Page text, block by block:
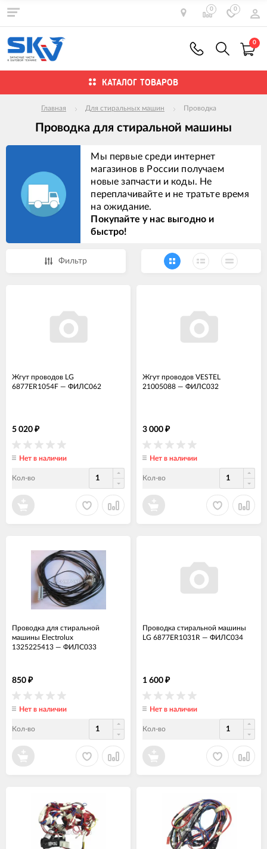
0 0
0
КАТАЛОГ ТОВАРОВ
Главная Для стиральных машин Проводка
Проводка для стиральной машины
Мы первые среди интернет
магазинов в России получаем
новые запчасти и коды. Не
переплачивайте и не тратьте время
на ожидание.
Покупайте у нас выгодно и
быстро!
Фильтр
Жгут проводов LG
6877ER1054F — ФИЛС062
5 020 ₽
Нет в наличии
Кол-во
Жгут проводов VESTEL
21005088 — ФИЛС032
3 000 ₽
Нет в наличии
Кол-во
Проводка для стиральной
машины Electrolux
1325225413 — ФИЛС033
850 ₽
Нет в наличии
Кол-во
Проводка стиральной машины
LG 6877ER1031R — ФИЛС034
1 600 ₽
Нет в наличии
Кол-во